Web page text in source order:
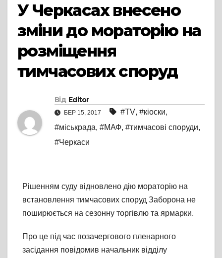
У Черкасах внесено
зміни до мораторію на
розміщення
тимчасових споруд
Від Editor
БЕР 15, 2017 #TV, #кіоски,
#міськрада, #МАФ, #тимчасові споруди,
#Черкаси
Рішенням суду відновлено дію мораторію на
встановлення тимчасових споруд Заборона не
поширюється на сезонну торгівлю та ярмарки.
Про це під час позачергового пленарного
засідання повідомив начальник відділу